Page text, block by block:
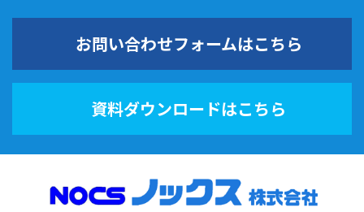
お問い合わせフォームはこちら
資料ダウンロードはこちら